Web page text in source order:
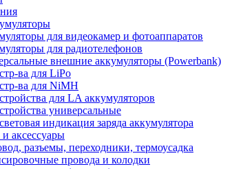
для видеокамер и фотоаппаратов
для радиотелефонов
внешние аккумуляторы (Powerbank)
ва для LiPo
ва для NiMH
для LA аккумуляторов
универсальные
индикация заряда аккумулятора
аксессуары
разъемы, переходники, термоусадка
провода и колодки